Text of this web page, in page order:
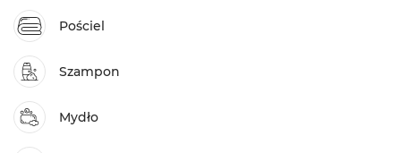
Pościel
Szampon
Mydło